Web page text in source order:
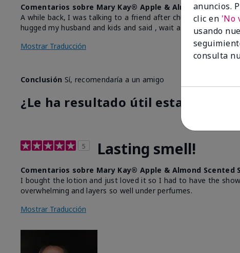
Comentarios sobre Mary Kay® Apple & Almond Scented
A while back, I was talking to a friend after church and she
hugged my husband and kids and said , wait a minute… you
Mostrar Traducción
Conclusión Sí, recomendaría a un amigo
¿Le ha resultado útil esta opinión?
5 Lasting smell!
Comentarios sobre Mary Kay® Apple & Almond Scented
I bought the lotion and just loved it so I had to have the
overwhelming and layers so well under perfumes.
Mostrar Traducción
anuncios.
clic en 'No
usando
consulta